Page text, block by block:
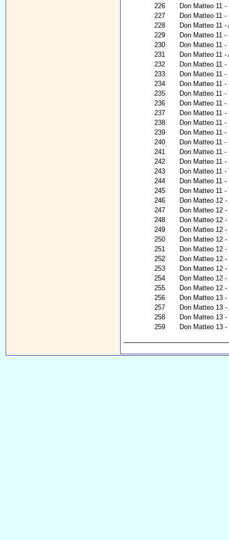
226
Don Matteo 11
227
Don Matteo 11
228
Don Matteo 11
229
Don Matteo 11
230
Don Matteo 11
231
Don Matteo 11
232
Don Matteo 11
233
Don Matteo 11 -
234
Don Matteo 11
235
Don Matteo 11
236
Don Matteo 11 -
237
Don Matteo 11
238
Don Matteo 11
239
Don Matteo 11
240
Don Matteo 11 -
241
Don Matteo 11 -
242
Don Matteo 11
243
Don Matteo 11
244
Don Matteo 11
245
Don Matteo 11
246
Don Matteo 12
247
Don Matteo 12
248
Don Matteo 12
249
Don Matteo 12
250
Don Matteo 12
251
Don Matteo 12
252
Don Matteo 12 -
253
Don Matteo 12
254
Don Matteo 12
255
Don Matteo 12
256
Don Matteo 13
257
Don Matteo 13
258
Don Matteo 13
259
Don Matteo 13